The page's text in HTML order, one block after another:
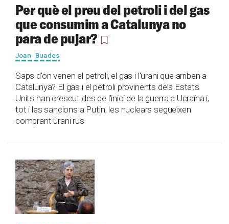
Per què el preu del petroli i del gas
que consumim a Catalunya no
para de pujar?
Joan Buades
Saps d'on venen el petroli, el gas i l'urani que arriben a
Catalunya? El gas i el petroli provinents dels Estats
Units han crescut des de l'inici de la guerra a Ucraïna i,
tot i les sancions a Putin, les nuclears segueixen
comprant urani rus